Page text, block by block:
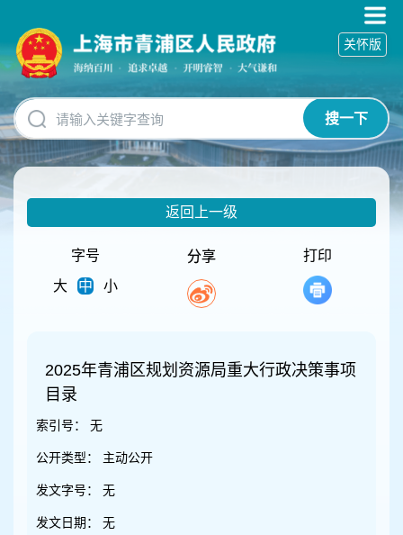
碍
操
明
跳
转
到
网
搜一下
关怀版
返回上一级
字号
大
中 小
分享 打印
2025年青浦区规划资源局重大行政决策事项
目录
索引号： 无
公开类型： 主动公开
发文字号： 无
发文日期： 无